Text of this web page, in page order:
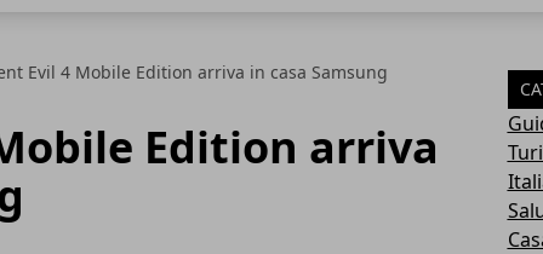
Evil 4 Mobile Edition arriva in casa Samsung
Edition arriva